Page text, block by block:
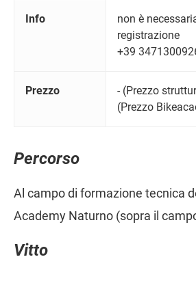
Info
non è
registrazione
+39
Prezzo
- (Prezzo
(Prezzo
Percorso
Al campo di formazione tecnica
Academy Naturno (sopra il
Vitto